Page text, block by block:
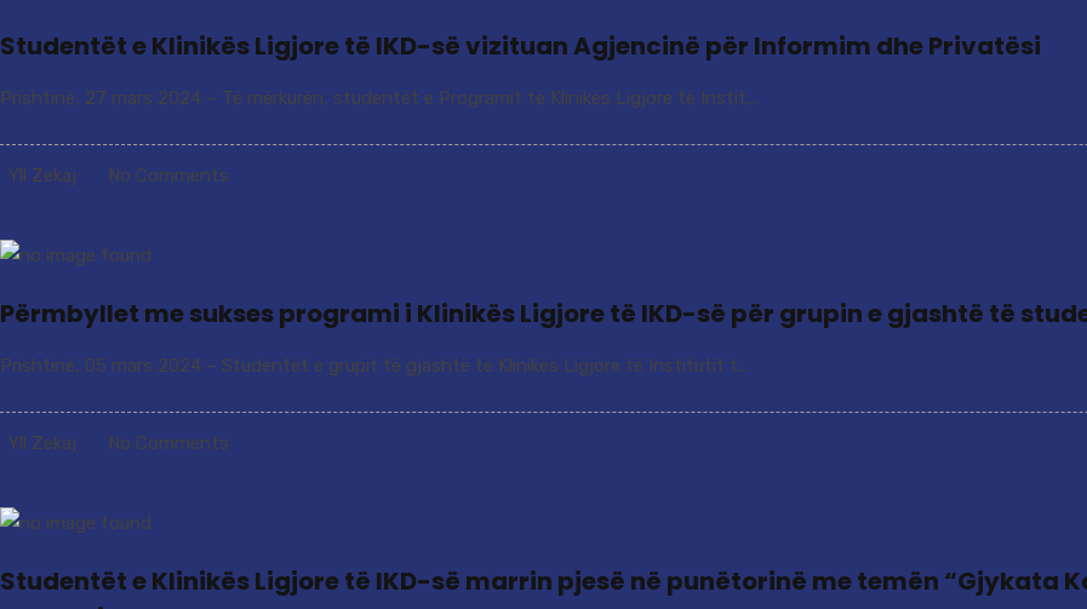
Studentët e Klinikës Ligjore të IKD-së vizituan Agjencinë për Informim dhe Privatësi
Prishtinë, 27 mars 2024 – Të mërkurën, studentët e Programit të Klinikës Ligjore të Instit...
Yll Zekaj No Comments
Përmbyllet me sukses programi i Klinikës Ligjore të IKD-së për grupin e gjashtë të
Prishtinë, 05 mars 2024 – Studentët e grupit të gjashtë të Klinikës Ligjore të Institutit t...
Yll Zekaj No Comments
Studentët e Klinikës Ligjore të IKD-së marrin pjesë në punëtorinë me temën “Gjykata